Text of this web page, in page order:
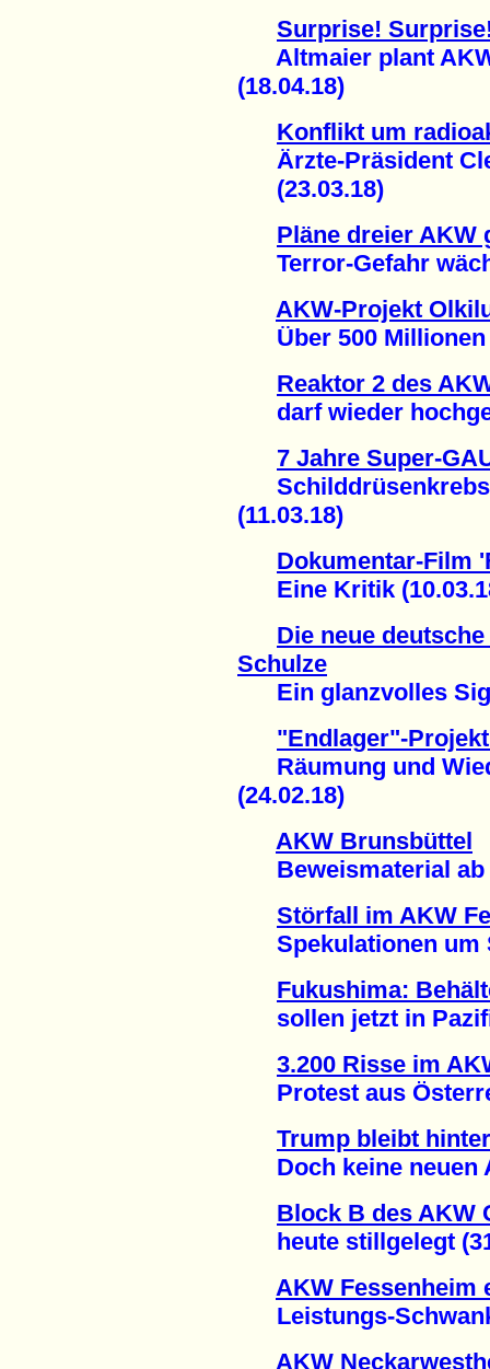
Surprise!
Altmaier plant
(18.04.18)
Konflikt um
Ärzte-Präsident
(23.03.18)
Pläne dreier AKW
Terror-Gefahr
AKW-Projekt
Über 500 Millionen
Reaktor 2 des
darf wieder
7 Jahre Super-
(11.03.18)
Dokumentar-Film
Eine Kritik
Die neue
Schulze
Ein glanzvolles
"Endlager"-
Räumung und
(24.02.18)
AKW Brunsbüttel
Beweismaterial ab
Störfall im AKW
Spekulationen um
Fukushima:
sollen jetzt in
3.200 Risse im
Protest aus
Trump bleibt
Doch keine neuen
Block B des AKW
heute stillgelegt
AKW Fessenheim
Leistungs-
AKW